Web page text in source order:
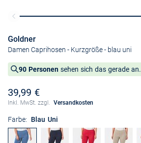
Goldner
Damen Caprihosen - Kurzgröße- blau uni
90 Personen sehen sich das gerade an.
39,99 €
Inkl. MwSt. zzgl. Versandkosten
Farbe: Blau Uni